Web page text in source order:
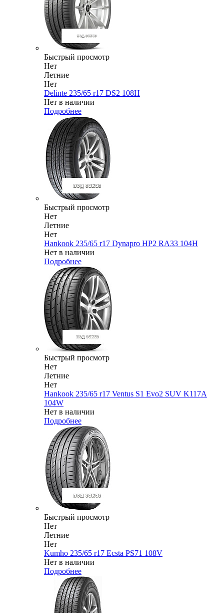
Быстрый просмотр
Нет
Летние
Нет
Delinte 235/65 r17 DS2 108H
Нет в наличии
Подробнее
Быстрый просмотр
Нет
Летние
Нет
Hankook 235/65 r17 Dynapro HP2 RA33 104H
Нет в наличии
Подробнее
Быстрый просмотр
Нет
Летние
Нет
Hankook 235/65 r17 Ventus S1 Evo2 SUV K117A
104W
Нет в наличии
Подробнее
Быстрый просмотр
Нет
Летние
Нет
Kumho 235/65 r17 Ecsta PS71 108V
Нет в наличии
Подробнее